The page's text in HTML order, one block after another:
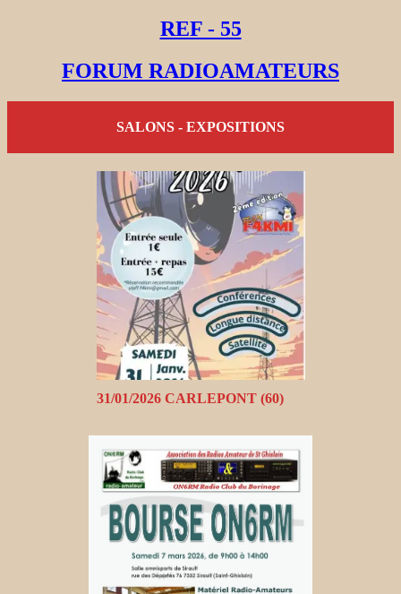
REF - 55
FORUM RADIOAMATEURS
SALONS - EXPOSITIONS
31/01/2026 CARLEPONT (60)